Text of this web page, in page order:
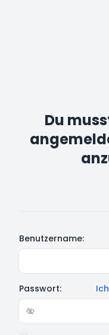
Du
Benutzername:
Passwort:
Show/hide